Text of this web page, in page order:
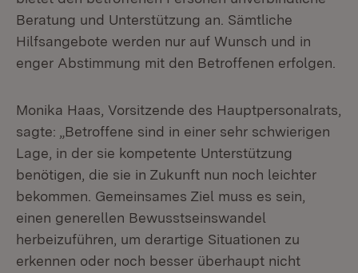
Beratung und Unterstützung an. Sämtliche
Hilfsangebote werden nur auf Wunsch und in
enger Abstimmung mit den Betroffenen erfolgen.
Monika Haas, Vorsitzende des Hauptpersonalrats,
sagte: „Betroffene sind in einer sehr schwierigen
Lage, in der sie kompetente Unterstützung
benötigen, die sie in Zukunft nun noch leichter
bekommen. Gemeinsames Ziel muss es sein,
einen generellen Bewusstseinswandel
herbeizuführen, um derartige Situationen zu
erkennen oder noch besser überhaupt nicht